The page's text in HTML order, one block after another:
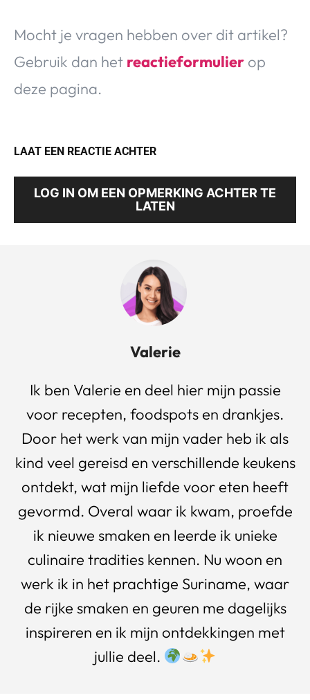
Mocht je vragen hebben over dit artikel?
Gebruik dan het reactieformulier op
deze pagina.
LAAT EEN REACTIE ACHTER
LOG IN OM EEN OPMERKING ACHTER TE
LATEN
Valerie
Ik ben Valerie en deel hier mijn passie
voor recepten, foodspots en drankjes.
Door het werk van mijn vader heb ik als
kind veel gereisd en verschillende keukens
ontdekt, wat mijn liefde voor eten heeft
gevormd. Overal waar ik kwam, proefde
ik nieuwe smaken en leerde ik unieke
culinaire tradities kennen. Nu woon en
werk ik in het prachtige Suriname, waar
de rijke smaken en geuren me dagelijks
inspireren en ik mijn ontdekkingen met
jullie deel.